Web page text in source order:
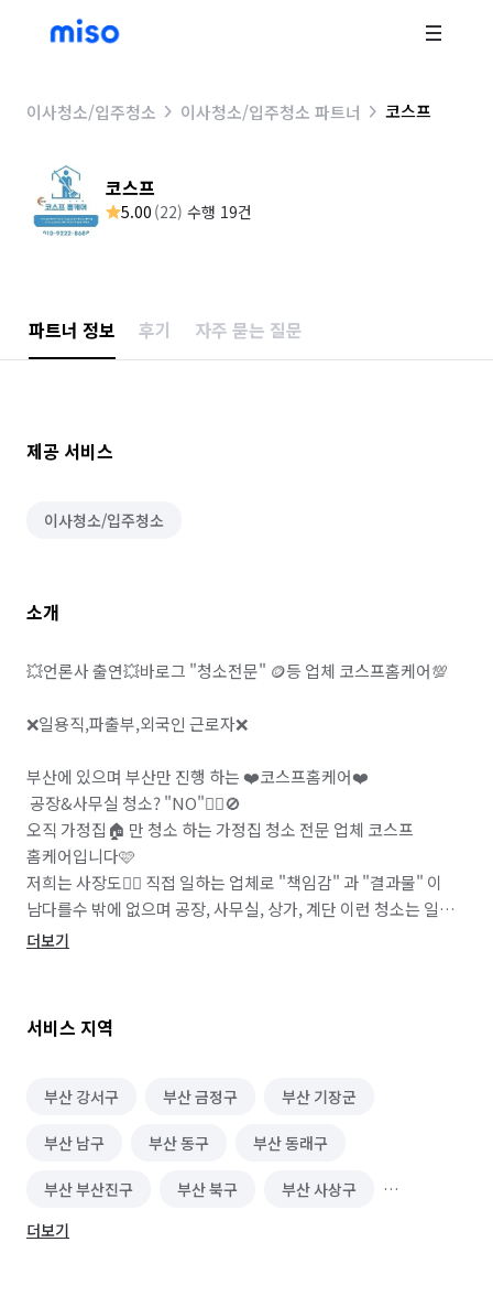
이사청소/입주청소 이사청소/입주청소 파트너 코스프
코스프
5.00 (22) 수행 19건
파트너 정보 후기 자주 묻는 질문
제공 서비스
이사청소/입주청소
소개
💥언론사 출연💥바로그 "청소전문" 🪙등 업체 코스프홈케어💯
❌️일용직,파출부,외국인 근로자❌️
부산에 있으며 부산만 진행 하는 ❤️코스프홈케어❤️
공장&사무실 청소? "NO"🙅‍♀️🚫
오직 가정집🏠 만 청소 하는 가정집 청소 전문 업체 코스프
홈케어입니다🩷
저희는 사장도👷‍♂️ 직접 일하는 업체로 "책임감" 과 "결과물" 이
남다를수 밖에 없으며 공장, 사무실, 상가, 계단 이런 청소는 일체
진행 안하고 있기에 독한약품 및 장비, 수건 같은 소모품 걱정 전혀
다른설명보다 직접받아보신 고객님들의 "찐"후기가
증명해주는 청소전문업체입니다.
100% 서비스에 대한 후기 평점⭐️⭐️⭐️⭐️⭐️
✅️ 합리적인 견적💰
✅️인증받은 친환경 약품🧼🫧
더보기
서비스 지역
부산 강서구 부산 금정구 부산 기장군
부산 남구 부산 동구 부산 동래구
부산 부산진구 부산 북구 부산 사상구
부산 사하구
더보기